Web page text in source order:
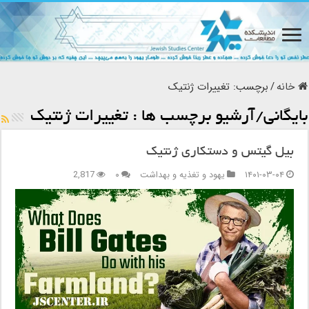
خانه/برچسب:تغییرات ژنتیک
بایگانی/آرشیو برچسب ها :تغییرات ژنتیک
بیل گیتس و دستکاری ژنتیک
۱۴۰۱-۰۳-۰۴
یهود و تغذیه و بهداشت ۰ 2,817